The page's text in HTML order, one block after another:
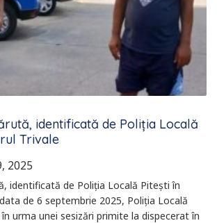
identificată de Poliția Locală
Trivale
2025
identificată de Poliția Locală Pitești în
de 6 septembrie 2025, Poliția Locală
urma unei sesizări primite la dispecerat în